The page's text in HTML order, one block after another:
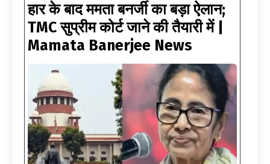
हार के बाद ममता बनर्जी का बड़ा ऐलान;
TMC सुप्रीम कोर्ट जाने की तैयारी में |
Mamata Banerjee News